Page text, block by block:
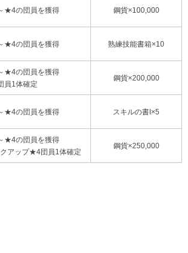
★4の団員を獲得 鋼貨×100,000
★4の団員を獲得 熟練技能書箱×10
★4の団員を獲得
員1体確定
鋼貨×200,000
★4の団員を獲得 スキルの書I×5
★4の団員を獲得
クアップ★4団員1体確定
鋼貨×250,000